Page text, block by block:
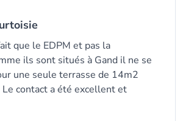
que le EDPM et pas la
ils sont situés à Gand il ne se
une seule terrasse de 14m2
Le contact a été excellent et